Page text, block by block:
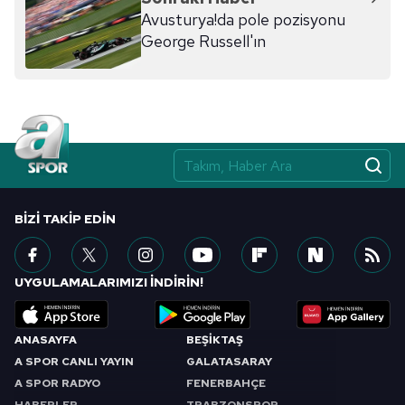
ilgili mevzuata uygun olarak kullanılan çerezlerle ilgili bilgi
almak için lütfentıklayınız.
Avusturya!da pole pozisyonu
George Russell'ın
ANASAYFA
A SPOR CANLI YAYIN
A SPOR RADYO
BEŞİKTAŞ
GALATASARAY
FENERBAHÇE
BIZI TAKIP EDIN
UYGULAMALARIMIZI İNDİRİN!